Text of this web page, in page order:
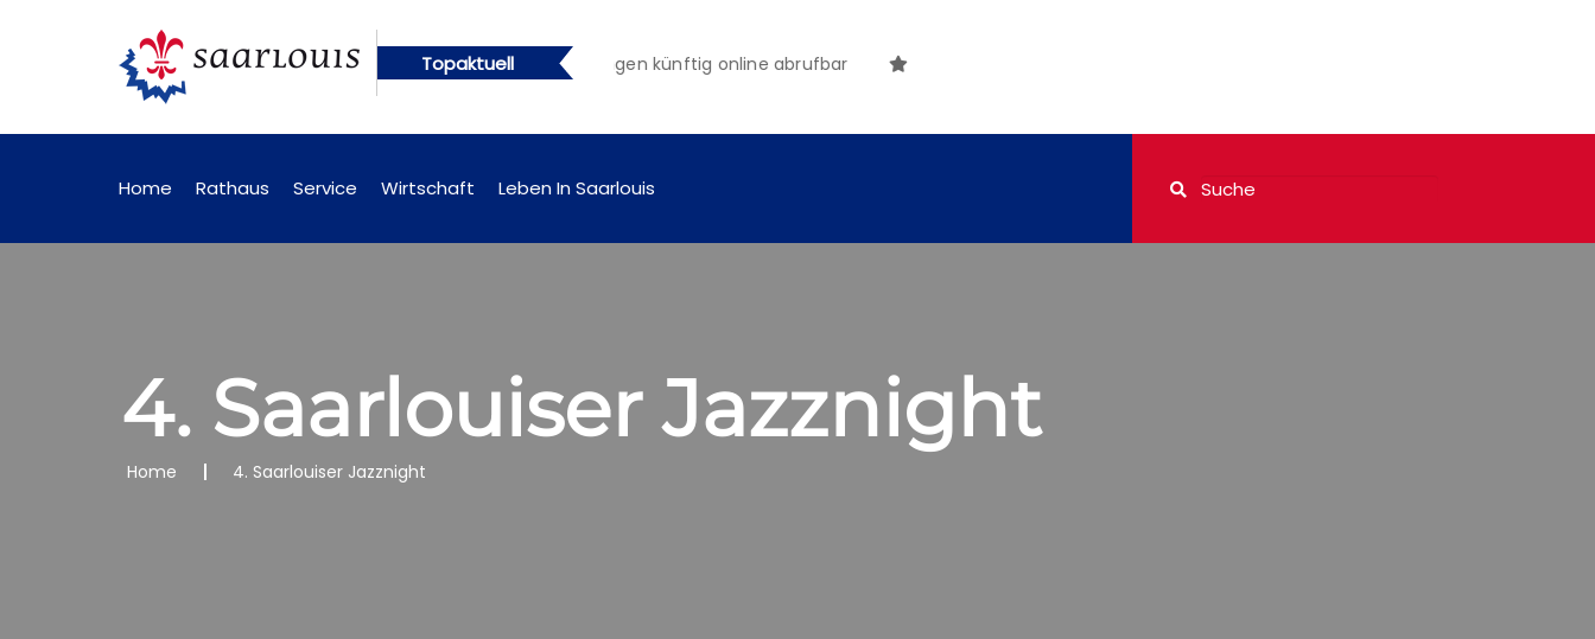
Topaktuell
künftig online abrufbar Öffentliche Bekanntmachungen künftig online abrufbar
Home Rathaus Service Wirtschaft Leben In Saarlouis
4. Saarlouiser Jazznight
Home 4. Saarlouiser Jazznight